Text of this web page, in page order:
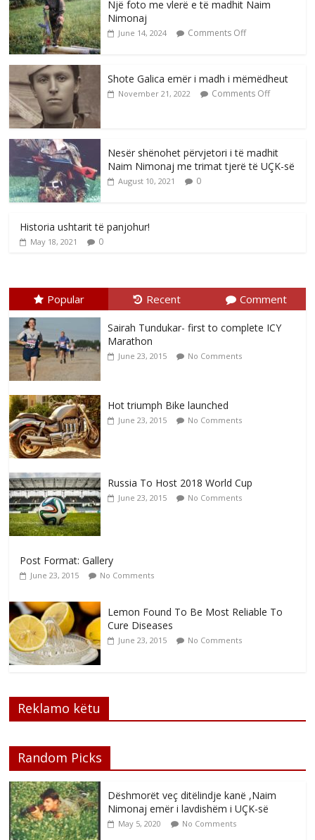
Një foto me vlerë e të madhit Naim
Nimonaj
June 14, 2024 Comments Off
Shote Galica emër i madh i mëmëdheut
November 21, 2022 Comments Off
Nesër shënohet përvjetori i të madhit
Naim Nimonaj me trimat tjerë të UÇK-së
August 10, 2021 0
Historia ushtarit të panjohur!
May 18, 2021 0
Popular Recent Comment
Sairah Tundukar- first to complete ICY
Marathon
June 23, 2015 No Comments
Hot triumph Bike launched
June 23, 2015 No Comments
Russia To Host 2018 World Cup
June 23, 2015 No Comments
Post Format: Gallery
June 23, 2015 No Comments
Lemon Found To Be Most Reliable To
Cure Diseases
June 23, 2015 No Comments
Reklamo këtu
Random Picks
Dëshmorët veç ditëlindje kanë ,Naim
Nimonaj emër i lavdishëm i UÇK-së
May 5, 2020 No Comments